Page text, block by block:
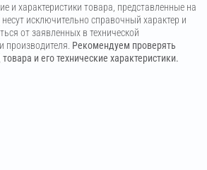
и характеристики товара, представленные на
исключительно справочный характер и
от заявленных в технической
производителя. Рекомендуем проверять
и его технические характеристики.